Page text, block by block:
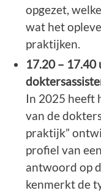
opgezet,
wat het
praktijken.
17.20 – 17.40
In 2025 heeft
van de
praktijk”
profiel van
antwoord op
kenmerkt de